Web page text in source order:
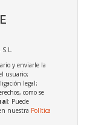
S.L.
y enviarle la
usuario;
legal;
como se
: Puede
nuestra Política